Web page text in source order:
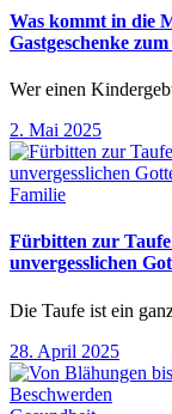
Was kommt in die
Gastgeschenke
Wer einen
2. Mai 2025
Familie
Fürbitten zur
unvergesslichen
Die Taufe ist ein
28. April 2025